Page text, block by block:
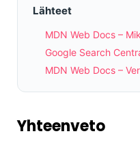
Lähteet
MDN Web Docs –
Google Search
MDN Web Docs –
Yhteenveto